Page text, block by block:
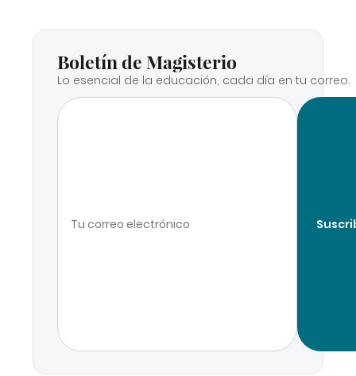
Boletín de Magisterio
Lo esencial de la educación, cada día en tu correo.